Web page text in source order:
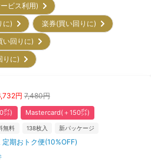
ービス利用)
に)
楽券(買い回りに)
い回りに)
りに)
円 7,480円
㌽) Mastercard(＋150㌽)
無料 138枚入 新パッケージ
期おトク便(10%OFF)